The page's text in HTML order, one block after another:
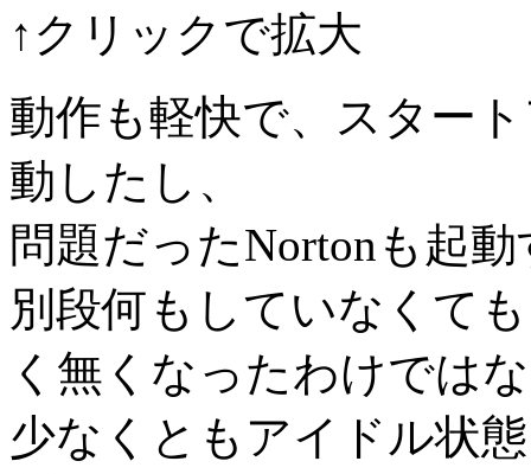
↑クリックで拡大
動作も軽快で、スター
動したし、
問題だったNortonも起
別段何もしていなくて
く無くなったわけでは
少なくともアイドル状